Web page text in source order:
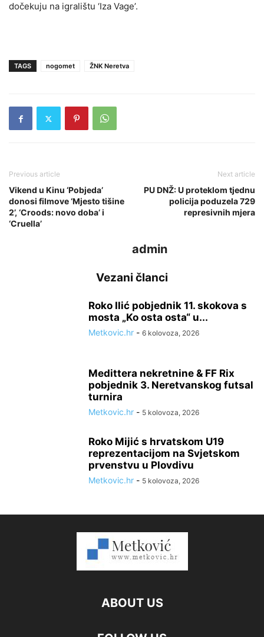
dočekuju na igralištu ‘Iza Vage’.
TAGS nogomet ŽNK Neretva
Previous article
Vikend u Kinu ‘Pobjeda’
donosi filmove ‘Mjesto tišine
2’, ‘Croods: novo doba’ i
‘Cruella’
Next article
PU DNŽ: U proteklom tjednu
policija poduzela 729
represivnih mjera
admin
Vezani članci
Roko Ilić pobjednik 11. skokova s
mosta „Ko osta osta“ u...
Metkovic.hr - 6 kolovoza, 2026
Medittera nekretnine & FF Rix
pobjednik 3. Neretvanskog futsal
turnira
Metkovic.hr - 5 kolovoza, 2026
Roko Mijić s hrvatskom U19
reprezentacijom na Svjetskom
prvenstvu u Plovdivu
Metkovic.hr - 5 kolovoza, 2026
ABOUT US